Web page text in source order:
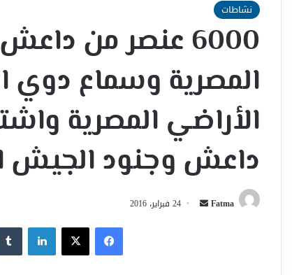
نشاطات
6000 عنصر من
المصرية وسماع دوي
الأراضي المصرية
داعش وجنود الجيش
Fatma
أرسل 24 فبراير، 2016
فيسبوك‫X لينكدإن